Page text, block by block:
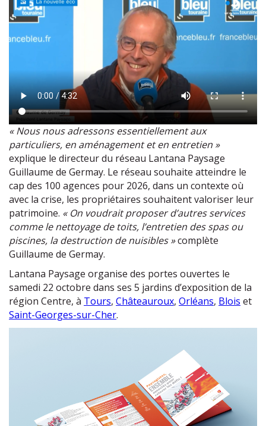
« Nous nous adressons essentiellement aux
particuliers, en aménagement et en entretien »
explique le directeur du réseau Lantana Paysage
Guillaume de Germay. Le réseau souhaite atteindre le
cap des 100 agences pour 2026, dans un contexte où
avec la crise, les propriétaires souhaitent valoriser leur
patrimoine. « On voudrait proposer d’autres services
comme le nettoyage de toits, l’entretien des spas ou
piscines, la destruction de nuisibles »complète
Guillaume de Germay.
Lantana Paysage organise des portes ouvertes le
samedi 22 octobre dans ses 5 jardins d’exposition de la
région Centre, à Tours, Châteauroux, Orléans, Blois et
Saint-Georges-sur-Cher.